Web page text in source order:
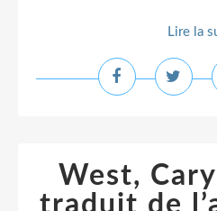
Lire la
West,
traduit de